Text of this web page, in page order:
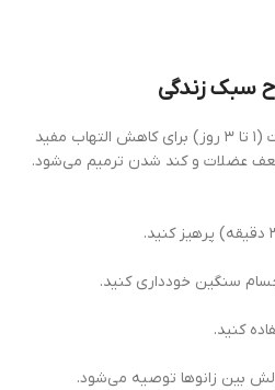
در مراحل اولیه، استراحت کوتاه‌مدت (۱ تا ۳ روز) برای کاهش التهاب مفید
عضلات و کند شدن ترمیم می‌شود.
سنگین خودداری کنید.
کنید.
بین زانوها توصیه می‌شود.